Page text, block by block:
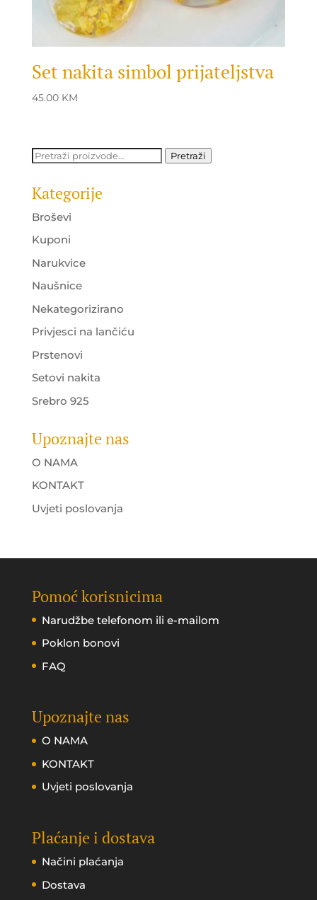
Set nakita simbol prijateljstva
45.00 KM
Pretraži: Pretraži
Kategorije
Broševi
Kuponi
Narukvice
Naušnice
Nekategorizirano
Privjesci na lančiću
Prstenovi
Setovi nakita
Srebro 925
Upoznajte nas
O NAMA
KONTAKT
Uvjeti poslovanja
Pomoć korisnicima
Narudžbe telefonom ili e-mailom
Poklon bonovi
FAQ
Upoznajte nas
O NAMA
KONTAKT
Uvjeti poslovanja
Plaćanje i dostava
Načini plaćanja
Dostava